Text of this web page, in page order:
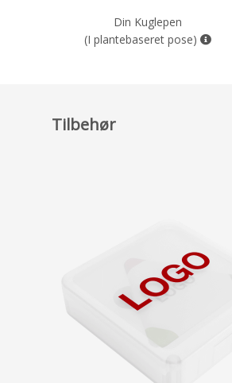
Din Kuglepen
(I plantebaseret pose)
Tilbehør